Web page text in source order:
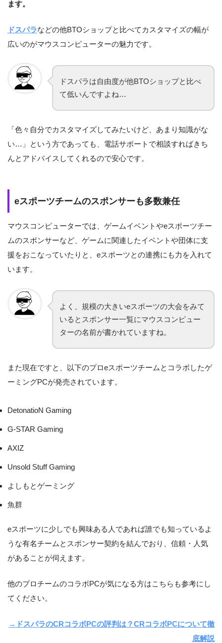
ます。
ドスパラなどの他BTOショップと比べてカスタマイズの幅が
広いのがマウスコンピューターの魅力です。
ドスパラは自由度が他BTOショップと比べ
て低いんですよね…
「色々自分でカスタマイズしてみたいけど、あまり知識がな
い…」という方であっても、電話サポートで相談すればきち
んとアドバイスしてくれるので安心です。
eスポーツチームのスポンサーも多数兼任
マウスコンピューターでは、ゲームイベントやeスポーツチー
ムのスポンサーなど、ゲームに関連したイベントや団体に支
援をおこなっていたりと、eスポーツとの連携にも力を入れて
います。
よく、規模の大きいeスポーツの大会をみて
いるとスポンサー一覧にマウスコンピュー
ターの名前が書かれていますね。
また現在ですと、以下のプロeスポーツチームとコラボしたゲ
ーミングPCが発売されています。
DetonatioN Gaming
G-STAR Gaming
AXIZ
Unsold Stuff Gaming
よしもとゲーミング
魚群
eスポーツに少しでも興味ある人であれば誰でも知っているよ
うな有名チームとスポンサー契約を結んでおり、信頼・人気
があることが伺えます。
他のプロチームのコラボPCが気になる方はこちらも参考にし
てください。
→ドスパラのCRコラボPCの評判は？CRコラボPCについて徹
底解説